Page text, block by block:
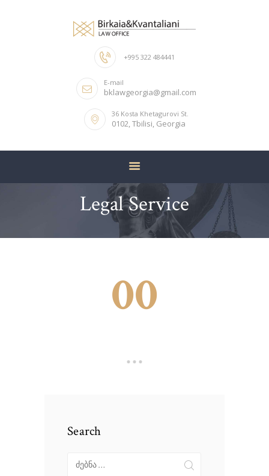
+995 322 484441
E-mail
bklawgeorgia@gmail.com
36 Kosta Khetagurovi St.
0102, Tbilisi, Georgia
Legal Service
ᲛᲗᲐᲕᲐᲠᲘ
ᲙᲝᲛᲞᲐᲜᲘᲘᲡ ᲨᲔᲡᲐᲮᲔᲑ
ᲩᲕᲔᲜᲘ ᲒᲣᲜᲓᲘ
ᲛᲝᲛᲡᲐᲮᲣᲠᲔᲑᲐ
00
Search
ძებნა: